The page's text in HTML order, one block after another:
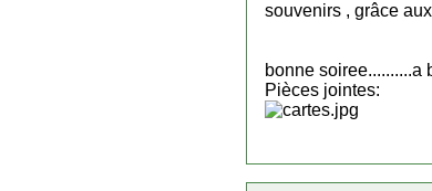
souvenirs , grâce
bonne soiree..........a
Pièces jointes: